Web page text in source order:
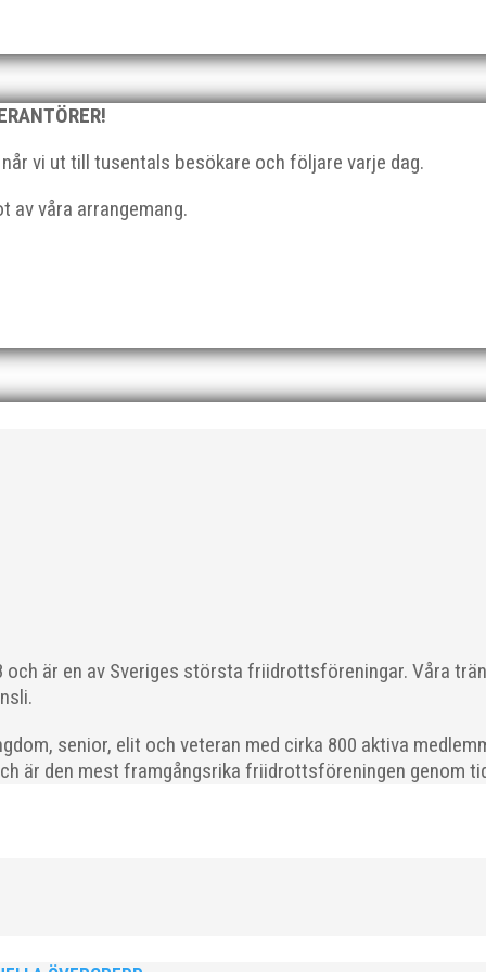
vi ut till tusentals besökare och följare varje dag.
av våra arrangemang.
är en av Sveriges största friidrottsföreningar. Våra
senior, elit och veteran med cirka 800 aktiva
är den mest framgångsrika friidrottsföreningen genom
kulstötare Wictor Petersson. Året gav svenskt rekord,
några motiga år när inte så mycket hänt...
till MAI och Kalvinknatet – Lasses skötebarn i alla år.
för att ta emot hyllningarna. –...
MAI RUNNERS som sprang det mysiga Sylvesterloppet på
med tidtagning på de fem främsta i varje...
relationsbyggande och affärsinriktad...
80- och 90-talet, då jag själv var aktiv, var han för mig en
vän, Bengt Bendéus,...